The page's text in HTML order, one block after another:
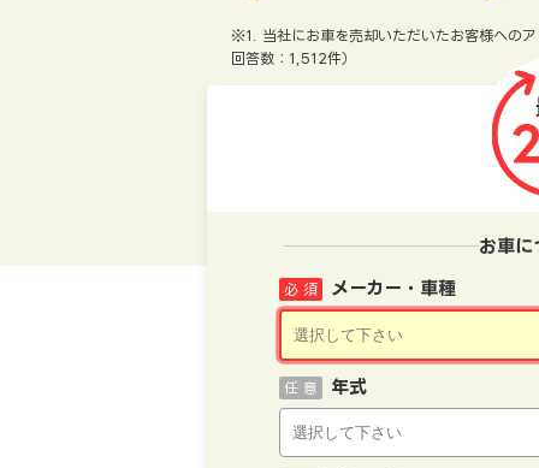
※1. 当社にお車を売却いただいたお客様への
回答数：1,512件）
お車に
メーカー・車種
必 須
年式
任 意